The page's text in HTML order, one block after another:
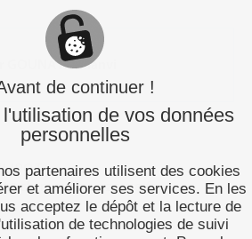
GOUNA Komlanvi
moulins-yzeure.fr
de continuer !
de vos données
personnelles
partenaires utilisent des cookies
et améliorer ses services. En les
acceptez le dépôt et la lecture de
de technologies de suivi